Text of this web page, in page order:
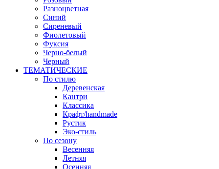
Разноцветная
Синий
Сиреневый
Фиолетовый
Фуксия
Черно-белый
Черный
ТЕМАТИЧЕСКИЕ
По стилю
Деревенская
Кантри
Классика
Крафт/handmade
Рустик
Эко-стиль
По сезону
Весенняя
Летняя
Осенняя